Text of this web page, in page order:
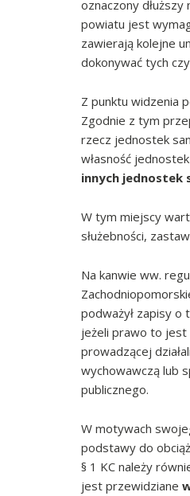
oznaczony
powiatu jest
zawierają kolejne
dokonywać tych
Z punktu widzenia
Zgodnie z tym
rzecz jednostek
własność
innych jednostek
W tym miejscy
służebności,
Na kanwie ww.
podważył zapisy o
jeżeli prawo to jest
prowadzącej
wychowawczą lub
publicznego.
W motywach
podstawy do
§ 1 KC należy
jest przewidziane